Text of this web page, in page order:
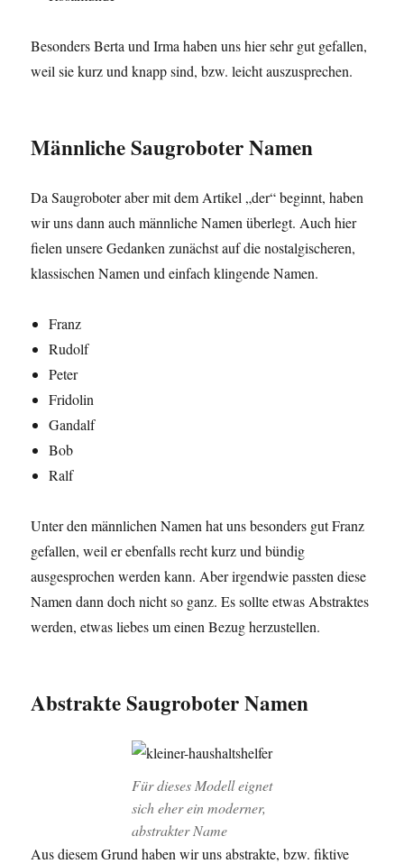
Besonders Berta und Irma haben uns hier sehr gut gefallen,
weil sie kurz und knapp sind, bzw. leicht auszusprechen.
Männliche Saugroboter Namen
Da Saugroboter aber mit dem Artikel „der“ beginnt, haben
wir uns dann auch männliche Namen überlegt. Auch hier
fielen unsere Gedanken zunächst auf die nostalgischeren,
klassischen Namen und einfach klingende Namen.
Franz
Rudolf
Peter
Fridolin
Gandalf
Bob
Ralf
Unter den männlichen Namen hat uns besonders gut Franz
gefallen, weil er ebenfalls recht kurz und bündig
ausgesprochen werden kann. Aber irgendwie passten diese
Namen dann doch nicht so ganz. Es sollte etwas Abstraktes
werden, etwas liebes um einen Bezug herzustellen.
Abstrakte Saugroboter Namen
Für dieses Modell eignet
sich eher ein moderner,
abstrakter Name
Aus diesem Grund haben wir uns abstrakte, bzw. fiktive